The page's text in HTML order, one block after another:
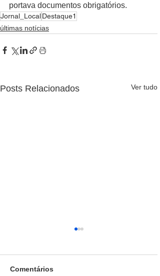
portava documentos obrigatórios.
Jornal_LocalDestaque1
últimas notícias
Posts Relacionados Ver tudo
Comentários